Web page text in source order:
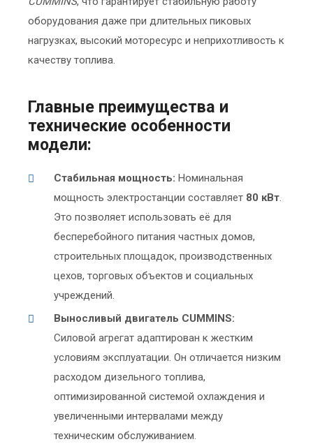
оборудования даже при длительных пиковых
нагрузках, высокий моторесурс и неприхотливость к
качеству топлива.
Главные преимущества и
технические особенности
модели:
Стабильная мощность: Номинальная
мощность электростанции составляет 80 кВт.
Это позволяет использовать её для
бесперебойного питания частных домов,
строительных площадок, производственных
цехов, торговых объектов и социальных
учреждений.
Выносливый двигатель CUMMINS:
Силовой агрегат адаптирован к жестким
условиям эксплуатации. Он отличается низким
расходом дизельного топлива,
оптимизированной системой охлаждения и
увеличенными интервалами между
техническим обслуживанием.